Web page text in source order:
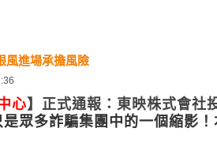
風進場承擔風險
心】正式通報：東映株式會社
是眾多詐騙集團中的一個縮影！